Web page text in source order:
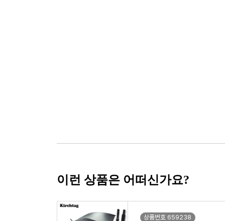
이런 상품은 어떠신가요?
상품번호 659238